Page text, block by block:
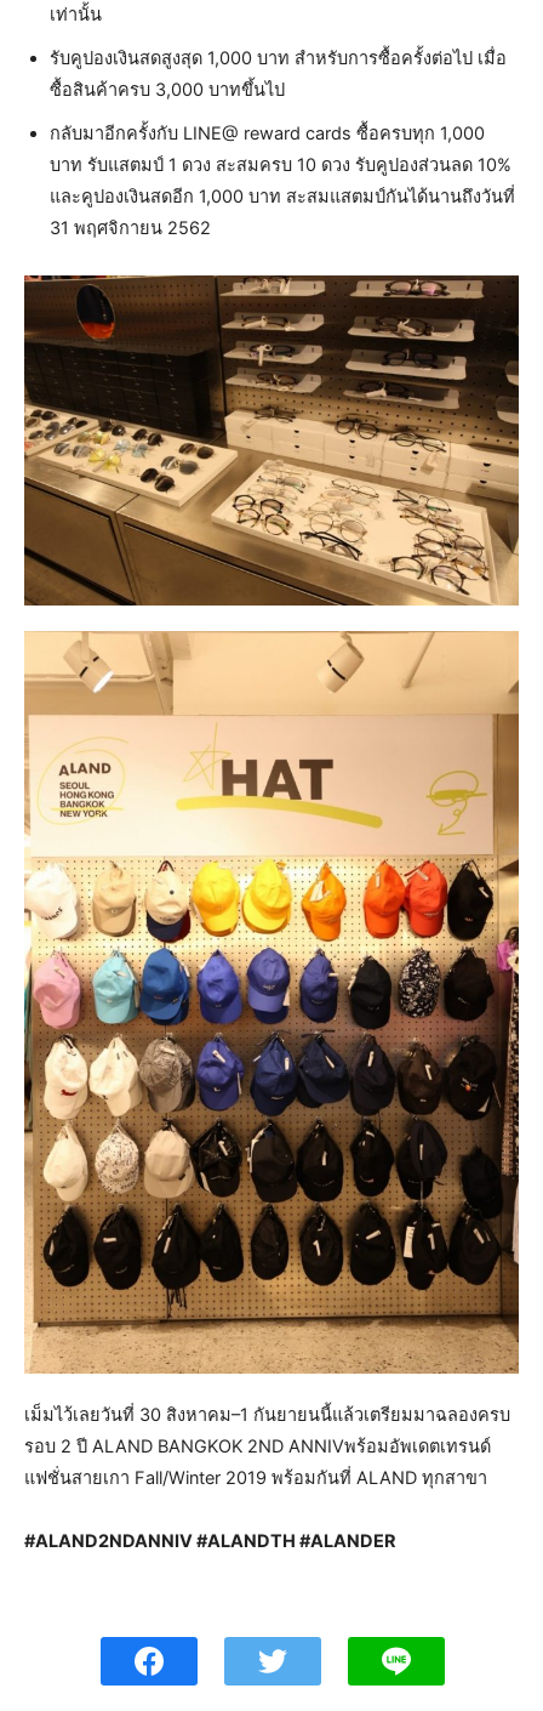
เท่านั้น
รับคูปองเงินสดสูงสุด 1,000 บาท สำหรับการซื้อครั้งต่อไป เมื่อ
ซื้อสินค้าครบ 3,000 บาทขึ้นไป
กลับมาอีกครั้งกับ LINE@ reward cards ซื้อครบทุก 1,000
บาท รับแสตมป์ 1 ดวง สะสมครบ 10 ดวง รับคูปองส่วนลด 10%
และคูปองเงินสดอีก 1,000 บาท สะสมแสตมป์กันได้นานถึงวันที่
31 พฤศจิกายน 2562
เม็มไว้เลยวันที่ 30 สิงหาคม–1 กันยายนนี้แล้วเตรียมมาฉลองครบ
รอบ 2 ปี ALAND BANGKOK 2ND ANNIVพร้อมอัพเดตเทรนด์
แฟชั่นสายเกา Fall/Winter 2019 พร้อมกันที่ ALAND ทุกสาขา
#ALAND2NDANNIV #ALANDTH #ALANDER